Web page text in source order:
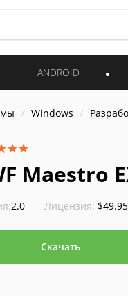
ANDROID
Windows
Maestro
2.0 Лицензия: $49.95
Скачать